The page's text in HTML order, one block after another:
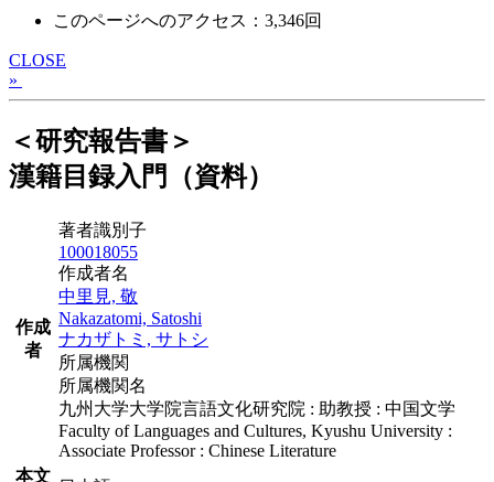
このページへのアクセス：3,346回
CLOSE
»
＜研究報告書＞
漢籍目録入門（資料）
作成
者
著者識別子
100018055
作成者名
中里見, 敬
Nakazatomi, Satoshi
ナカザトミ, サトシ
所属機関
所属機関名
九州大学大学院言語文化研究院 : 助教授 : 中国文学
Faculty of Languages and Cultures, Kyushu University :
Associate Professor : Chinese Literature
本文